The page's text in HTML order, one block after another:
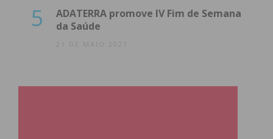
5
ADATERRA promove IV Fim de Semana
da Saúde
21 DE MAIO 2021